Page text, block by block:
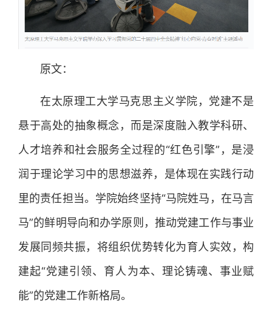
原文：
在太原理工大学马克思主义学院，党建不是
悬于高处的抽象概念，而是深度融入教学科研、
人才培养和社会服务全过程的“红色引擎”，是浸
润于理论学习中的思想滋养，是体现在实践行动
里的责任担当。学院始终坚持“马院姓马，在马言
马”的鲜明导向和办学原则，推动党建工作与事业
发展同频共振，将组织优势转化为育人实效，构
建起“党建引领、育人为本、理论铸魂、事业赋
能”的党建工作新格局。